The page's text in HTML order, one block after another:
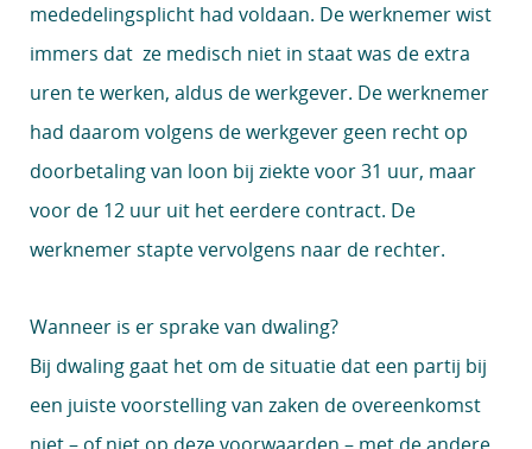
mededelingsplicht had voldaan. De werknemer wist
immers dat ze medisch niet in staat was de extra
uren te werken, aldus de werkgever. De werknemer
had daarom volgens de werkgever geen recht op
doorbetaling van loon bij ziekte voor 31 uur, maar
voor de 12 uur uit het eerdere contract. De
werknemer stapte vervolgens naar de rechter.
Wanneer is er sprake van dwaling?
Bij dwaling gaat het om de situatie dat een partij bij
een juiste voorstelling van zaken de overeenkomst